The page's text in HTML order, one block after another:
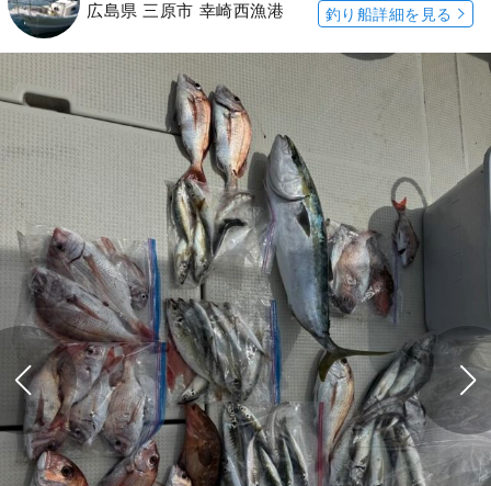
広島県 三原市 幸崎西漁港 釣り船詳細を見る